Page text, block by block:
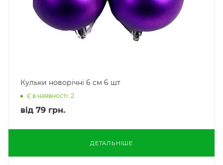
Кульки новорічні 6 см 6 шт
Є в наявності: 2
від 79 грн.
ДЕТАЛЬНІШЕ